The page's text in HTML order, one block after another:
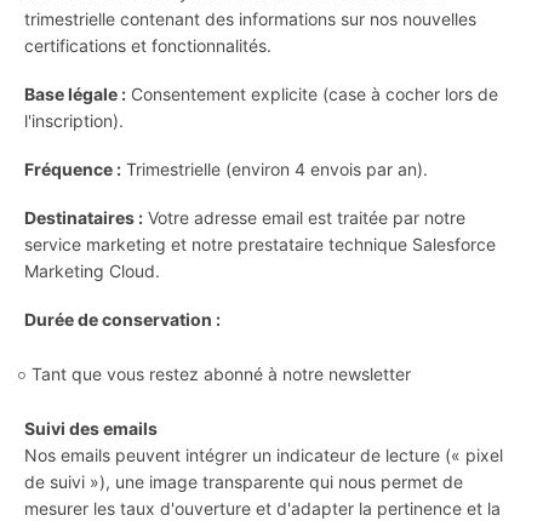
trimestrielle contenant des informations sur nos nouvelles
certifications et fonctionnalités.
Base légale : Consentement explicite (case à cocher lors de
l'inscription).
Fréquence : Trimestrielle (environ 4 envois par an).
Destinataires : Votre adresse email est traitée par notre
service marketing et notre prestataire technique Salesforce
Marketing Cloud.
Durée de conservation :
Tant que vous restez abonné à notre newsletter
Suivi des emails
Nos emails peuvent intégrer un indicateur de lecture (« pixel
de suivi »), une image transparente qui nous permet de
mesurer les taux d'ouverture et d'adapter la pertinence et la